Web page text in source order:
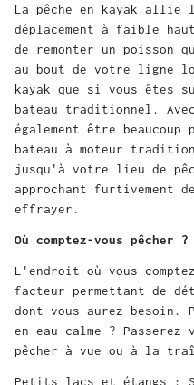
La pêche en kayak
déplacement à faible
de remonter un poisson
au bout de votre ligne
kayak que si vous êtes
bateau traditionnel.
également être
bateau à moteur
jusqu'à votre lieu de
approchant furtivement
effrayer.
Où comptez-vous pêcher ?
L'endroit où vous
facteur permettant de
dont vous aurez besoin.
en eau calme ? Passerez-
pêcher à vue ou à la
Petits lacs et étangs : Si